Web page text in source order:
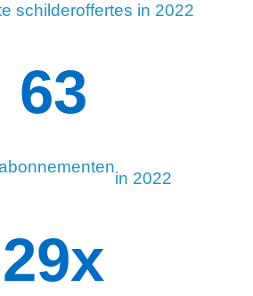
schilderoffertes in 2022
in 2022
91
33x